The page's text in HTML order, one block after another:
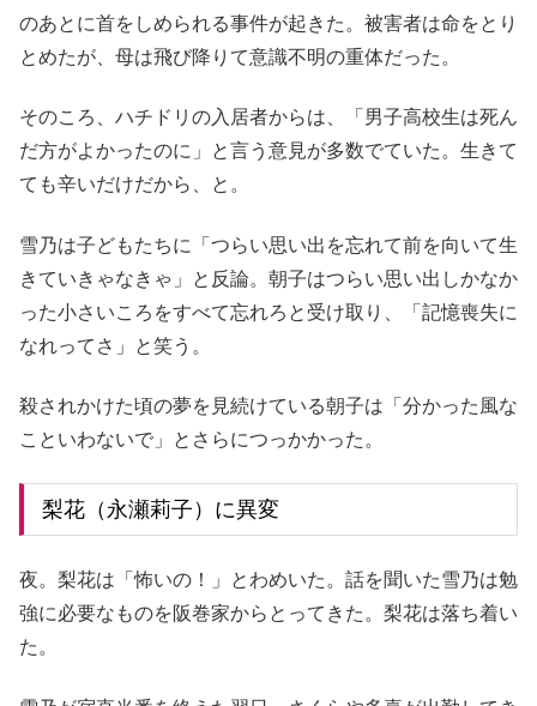
のあとに首をしめられる事件が起きた。被害者は命をとり
とめたが、母は飛び降りて意識不明の重体だった。
そのころ、ハチドリの入居者からは、「男子高校生は死ん
だ方がよかったのに」と言う意見が多数でていた。生きて
ても辛いだけだから、と。
雪乃は子どもたちに「つらい思い出を忘れて前を向いて生
きていきゃなきゃ」と反論。朝子はつらい思い出しかなか
った小さいころをすべて忘れろと受け取り、「記憶喪失に
なれってさ」と笑う。
殺されかけた頃の夢を見続けている朝子は「分かった風な
こといわないで」とさらにつっかかった。
梨花（永瀬莉子）に異変
夜。梨花は「怖いの！」とわめいた。話を聞いた雪乃は勉
強に必要なものを阪巻家からとってきた。梨花は落ち着い
た。